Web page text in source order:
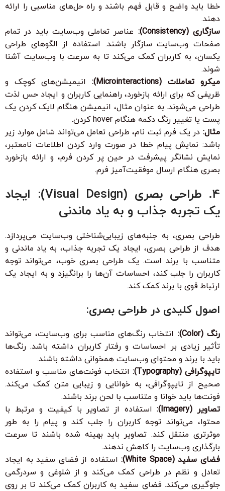
خطا باید واضح و قابل فهم باشند و راه حل‌های مناسبی را ارائه
دهند.
سازگاری (Consistency):
عناصر تعاملی وب‌سایت باید در تمام
صفحات وب‌سایت سازگار باشند. استفاده از الگوهای طراحی
یکسان، به کاربران کمک می‌کند تا به سرعت با وب‌سایت آشنا
شوند.
میکرو تعاملات (Microinteractions):
انیمیشن‌های کوچک و
ظریفی که برای ارائه بازخورد، راهنمایی کاربران و ایجاد حس لذت
طراحی می‌شوند. به عنوان مثال، انیمیشن هنگام لایک کردن یک
پست یا تغییر رنگ دکمه هنگام hover کردن.
مثال: در یک فرم ثبت نام، طراحی تعامل می‌تواند شامل موارد زیر
باشد: نمایش پیام خطا در صورت وارد کردن اطلاعات نامعتبر،
نمایش نشانگر پیشرفت در حین پر کردن فرم، و ارائه بازخورد
بصری هنگام ارسال موفقیت‌آمیز فرم.
4. طراحی بصری (Visual Design): ایجاد
یک تجربه جذاب و به یاد ماندنی
طراحی بصری، به جنبه‌های زیبایی‌شناختی وب‌سایت می‌پردازد.
هدف از طراحی بصری، ایجاد یک تجربه جذاب، به یاد ماندنی و
متناسب با برند است. یک طراحی بصری خوب، می‌تواند توجه
کاربران را جلب کند، احساسات آن‌ها را برانگیزد و به ایجاد یک
ارتباط قوی با برند کمک کند.
اصول کلیدی در طراحی بصری:
رنگ (Color):
انتخاب رنگ‌های مناسب برای وب‌سایت، می‌تواند
تأثیر زیادی بر احساسات و رفتار کاربران داشته باشد. رنگ‌ها
باید با برند و محتوای وب‌سایت همخوانی داشته باشند.
تایپوگرافی (Typography):
انتخاب فونت‌های مناسب و استفاده
صحیح از تایپوگرافی، به خوانایی و زیبایی متن کمک می‌کند.
فونت‌ها باید خوانا و متناسب با لحن برند باشند.
تصاویر (Imagery):
استفاده از تصاویر با کیفیت و مرتبط با
محتوا، می‌تواند توجه کاربران را جلب کند و پیام را به طور
موثرتری منتقل کند. تصاویر باید بهینه شده باشند تا سرعت
بارگذاری وب‌سایت را کاهش ندهند.
فضای سفید (White Space):
استفاده از فضای سفید به ایجاد
تعادل و نظم در طراحی کمک می‌کند و از شلوغی و سردرگمی
جلوگیری می‌کند. فضای سفید به کاربران کمک می‌کند تا بر روی